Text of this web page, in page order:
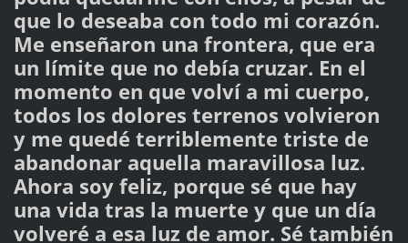
que lo deseaba con todo mi corazón.
Me enseñaron una frontera, que era
un límite que no debía cruzar. En el
momento en que volví a mi cuerpo,
todos los dolores terrenos volvieron
y me quedé terriblemente triste de
abandonar aquella maravillosa luz.
Ahora soy feliz, porque sé que hay
una vida tras la muerte y que un día
volveré a esa luz de amor. Sé también